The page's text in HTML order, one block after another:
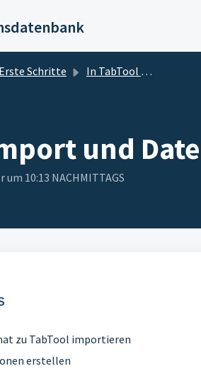
Erste Schritte In TabTool arbeiten
und
10:13 NACHMITTAGS
zu TabTool importieren
erstellen